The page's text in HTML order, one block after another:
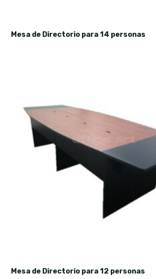
Mesa de Directorio para 14 personas
Mesa de Directorio para 12 personas